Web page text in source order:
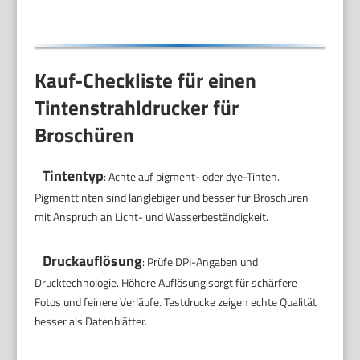
Kauf-Checkliste für einen
Tintenstrahldrucker für
Broschüren
Tintentyp: Achte auf pigment- oder dye-Tinten.
Pigmenttinten sind langlebiger und besser für Broschüren
mit Anspruch an Licht- und Wasserbeständigkeit.
Druckauflösung: Prüfe DPI-Angaben und
Drucktechnologie. Höhere Auflösung sorgt für schärfere
Fotos und feinere Verläufe. Testdrucke zeigen echte Qualität
besser als Datenblätter.